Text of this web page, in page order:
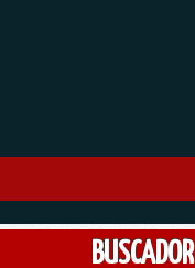
BUSCADOR